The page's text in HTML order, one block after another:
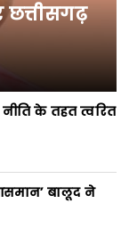
के तहत त्वरित
बालूद ने